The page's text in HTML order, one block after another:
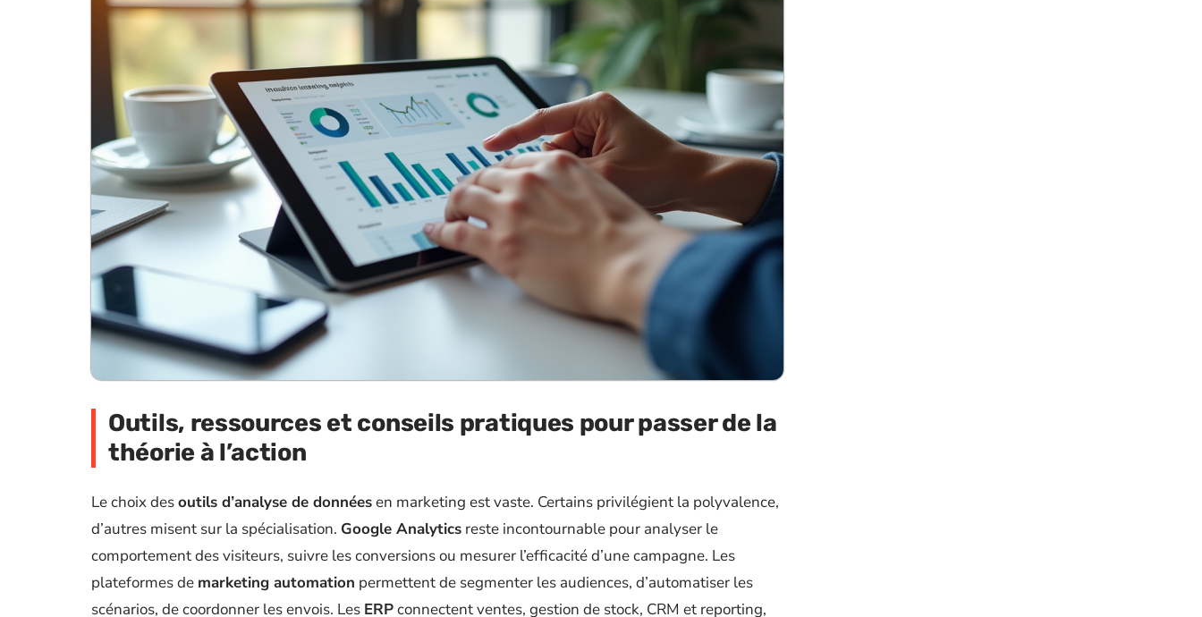
Outils, ressources et conseils pratiques pour passer de la
théorie à l’action
Le choix desoutils d’analyse de donnéesen marketing est vaste. Certains privilégient la polyvalence,
d’autres misent sur la spécialisation. Google Analytics reste incontournable pour analyser le
comportement des visiteurs, suivre les conversions ou mesurer l’efficacité d’une campagne. Les
plateformes de marketing automation permettent de segmenter les audiences, d’automatiser les
scénarios, de coordonner les envois. Les ERPconnectent ventes, gestion de stock, CRM et reporting,